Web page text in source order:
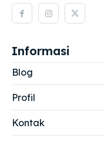
Informasi
Blog
Profil
Kontak